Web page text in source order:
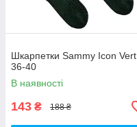
Шкарпетки Sammy Icon Vert
36-40
В наявності
143 ₴ 188 ₴